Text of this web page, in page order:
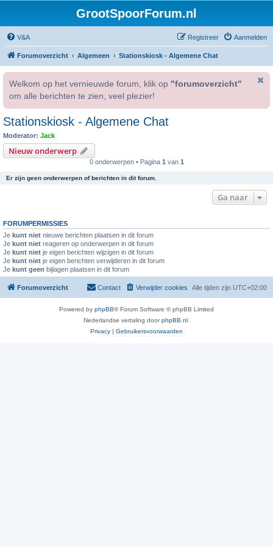
GrootSpoorForum.nl
V&A Aanmelden
Registreer
Forumoverzicht Algemeen Stationskiosk - Algemene Chat
Welkom op het vernieuwde forum, klik op "forumoverzicht"
om alle berichten te zien, veel plezier!
Stationskiosk - Algemene Chat
Moderator: Jack
Nieuw onderwerp
0 onderwerpen • Pagina 1 van 1
Er zijn geen onderwerpen of berichten in dit forum.
Ga naar
FORUMPERMISSIES
Je kunt niet nieuwe berichten plaatsen in dit forum
Je kunt niet reageren op onderwerpen in dit forum
Je kunt niet je eigen berichten wijzigen in dit forum
Je kunt niet je eigen berichten verwijderen in dit forum
Je kunt geen bijlagen plaatsen in dit forum
Forumoverzicht Alle tijden zijn UTC+02:00
Verwijder cookies
Contact
Powered by phpBB® Forum Software © phpBB Limited
Nederlandse vertaling doorphpBB.nl
Privacy | Gebruikersvoorwaarden